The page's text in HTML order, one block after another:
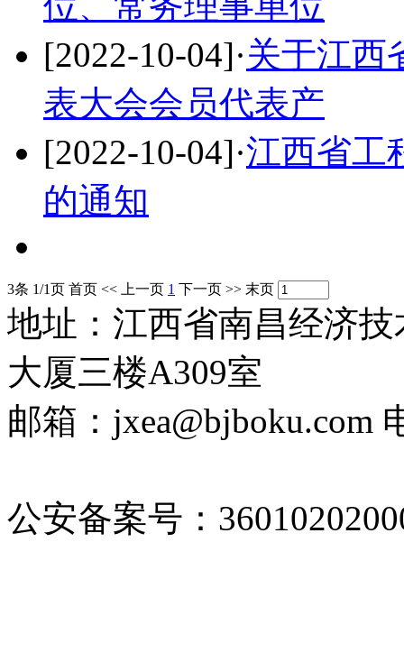
[2022-10-04]·关于江西
表大会会员代表产
[2022-10-04]·江西省工
的通知
3条 1/1页 首页 << 上一页 1 下一页 >> 末页
地址：江西省南昌经济
大厦三楼A309室
邮箱：jxea@bjboku.com
公安备案号：